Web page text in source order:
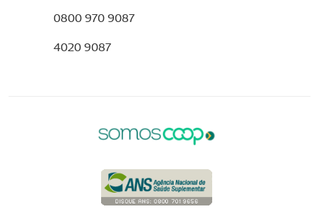
0800 970 9087
4020 9087